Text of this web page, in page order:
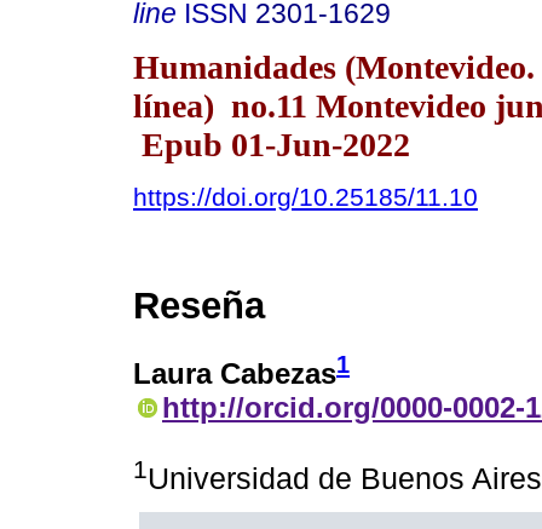
line ISSN 2301-1629
Humanidades
línea) no.11 Montevideo
Epub 01-Jun-2022
https://doi.org/10.25185/11.10
Reseña
Laura Cabezas1
http://orcid.org/0000-0002-
1Universidad de Buenos